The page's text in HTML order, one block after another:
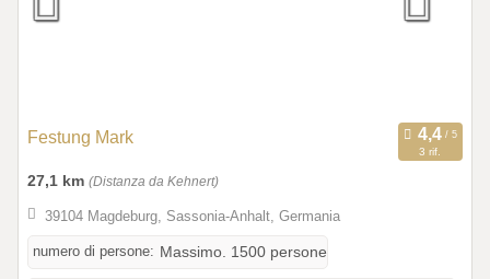
Festung Mark
3 rif.
27,1 km (Distanza da Kehnert)
39104 Magdeburg, Sassonia-Anhalt, Germania
numero di persone: Massimo. 1500 persone